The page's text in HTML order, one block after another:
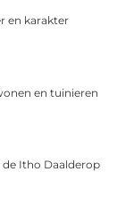
en karakter
en tuinieren
Itho Daalderop